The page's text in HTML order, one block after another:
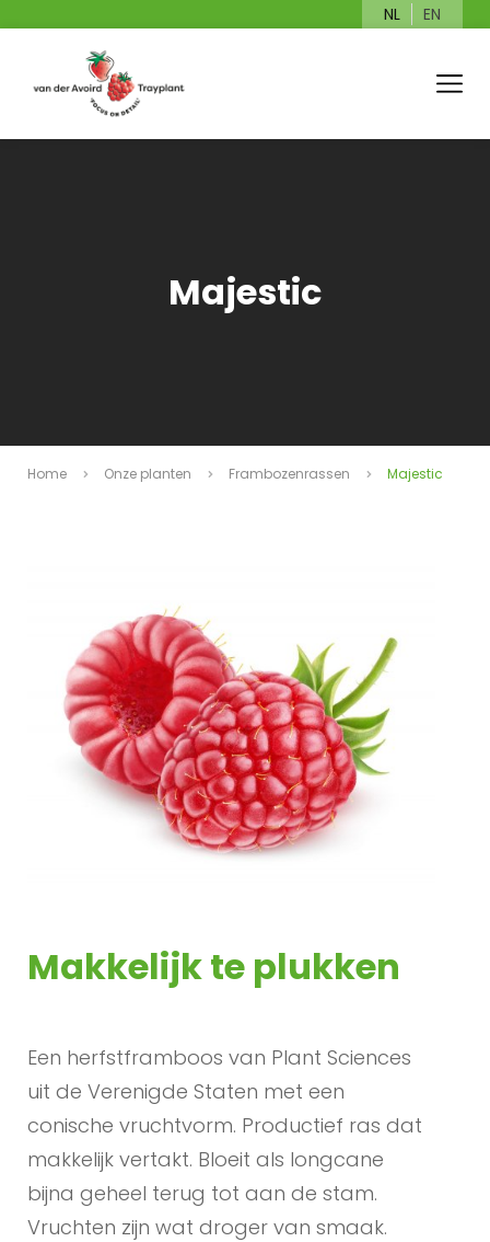
NL EN
Majestic
Home Onze planten Frambozenrassen Majestic
Makkelijk te plukken
Een herfstframboos van Plant Sciences
uit de Verenigde Staten met een
conische vruchtvorm. Productief ras dat
makkelijk vertakt. Bloeit als longcane
bijna geheel terug tot aan de stam.
Vruchten zijn wat droger van smaak.